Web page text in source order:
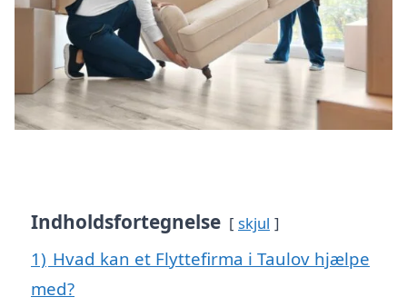
Indholdsfortegnelse skjul
1) Hvad kan et Flyttefirma i Taulov hjælpe
med?